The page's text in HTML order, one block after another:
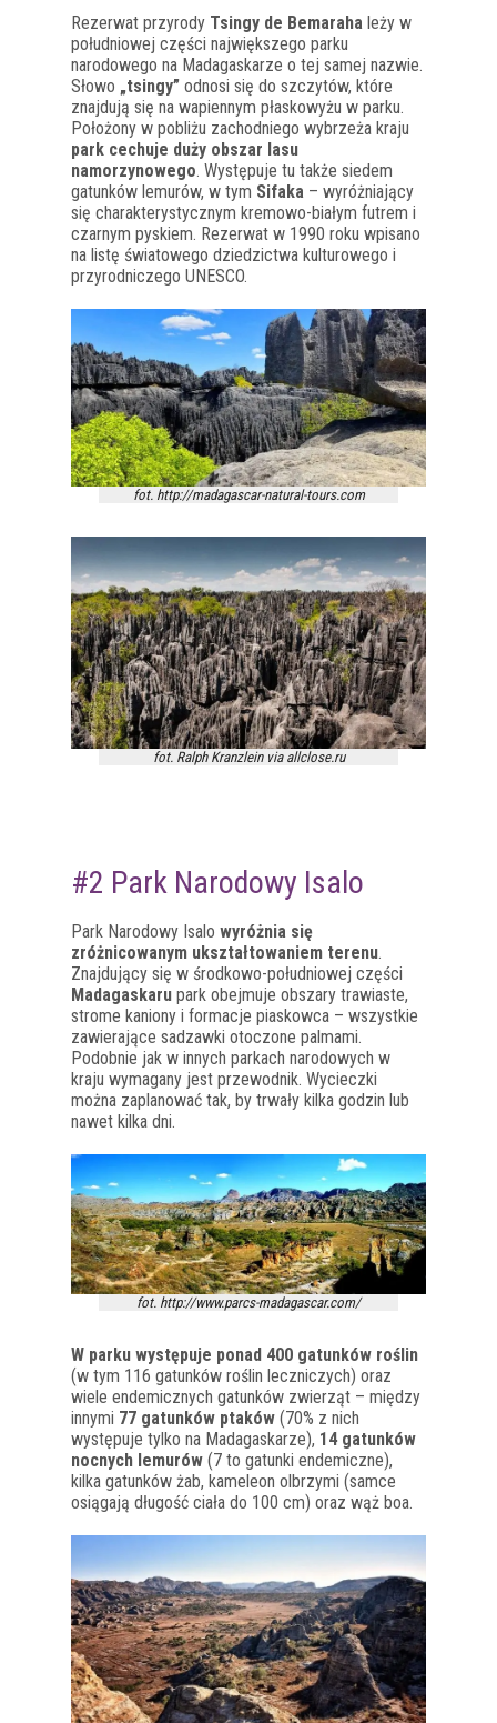
Rezerwat przyrody Tsingy de Bemaraha leży w
południowej części największego parku
narodowego na Madagaskarze o tej samej nazwie.
Słowo „tsingy” odnosi się do szczytów, które
znajdują się na wapiennym płaskowyżu w parku.
Położony w pobliżu zachodniego wybrzeża kraju
park cechuje duży obszar lasu
namorzynowego. Występuje tu także siedem
gatunków lemurów, w tym Sifaka – wyróżniający
się charakterystycznym kremowo-białym futrem i
czarnym pyskiem. Rezerwat w 1990 roku wpisano
na listę światowego dziedzictwa kulturowego i
przyrodniczego UNESCO.
fot. http://madagascar-natural-tours.com
fot. Ralph Kranzlein via allclose.ru
#2 Park Narodowy Isalo
Park Narodowy Isalo wyróżnia się
zróżnicowanym ukształtowaniem terenu.
Znajdujący się w środkowo-południowej części
Madagaskaru park obejmuje obszary trawiaste,
strome kaniony i formacje piaskowca – wszystkie
zawierające sadzawki otoczone palmami.
Podobnie jak w innych parkach narodowych w
kraju wymagany jest przewodnik. Wycieczki
można zaplanować tak, by trwały kilka godzin lub
nawet kilka dni.
fot. http://www.parcs-madagascar.com/
W parku występuje ponad 400 gatunków roślin
(w tym 116 gatunków roślin leczniczych) oraz
wiele endemicznych gatunków zwierząt – między
innymi 77 gatunków ptaków (70% z nich
występuje tylko na Madagaskarze), 14 gatunków
nocnych lemurów (7 to gatunki endemiczne),
kilka gatunków żab, kameleon olbrzymi (samce
osiągają długość ciała do 100 cm) oraz wąż boa.